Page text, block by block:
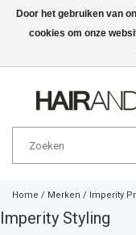
Home / Merken / Imperity
Imperity Styling
Door het gebruiken van
cookies om onze